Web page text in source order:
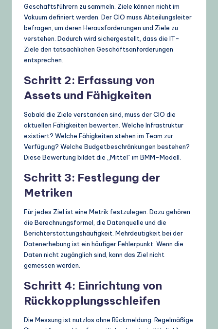
Geschäftsführern zu sammeln. Ziele können nicht im
Vakuum definiert werden. Der CIO muss Abteilungsleiter
befragen, um deren Herausforderungen und Ziele zu
verstehen. Dadurch wird sichergestellt, dass die IT-
Ziele den tatsächlichen Geschäftsanforderungen
entsprechen.
Schritt 2: Erfassung von
Assets und Fähigkeiten
Sobald die Ziele verstanden sind, muss der CIO die
aktuellen Fähigkeiten bewerten. Welche Infrastruktur
existiert? Welche Fähigkeiten stehen im Team zur
Verfügung? Welche Budgetbeschränkungen bestehen?
Diese Bewertung bildet die „Mittel“ im BMM-Modell.
Schritt 3: Festlegung der
Metriken
Für jedes Ziel ist eine Metrik festzulegen. Dazu gehören
die Berechnungsformel, die Datenquelle und die
Berichterstattungshäufigkeit. Mehrdeutigkeit bei der
Datenerhebung ist ein häufiger Fehlerpunkt. Wenn die
Daten nicht zugänglich sind, kann das Ziel nicht
gemessen werden.
Schritt 4: Einrichtung von
Rückkopplungsschleifen
Die Messung ist nutzlos ohne Rückmeldung. Regelmäßige